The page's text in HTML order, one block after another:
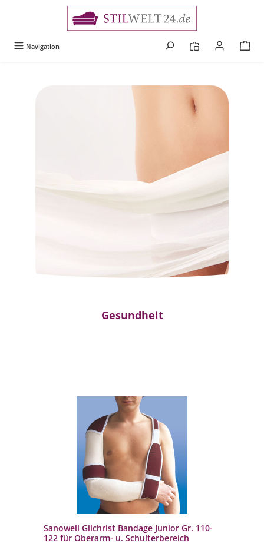
Navigation
Gesundheit
Sanowell Gilchrist Bandage Junior Gr. 110-
122 für Oberarm- u. Schulterbereich